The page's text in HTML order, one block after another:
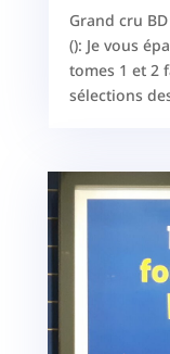
Grand cru
(): Je vous
tomes 1 et 2
sélections